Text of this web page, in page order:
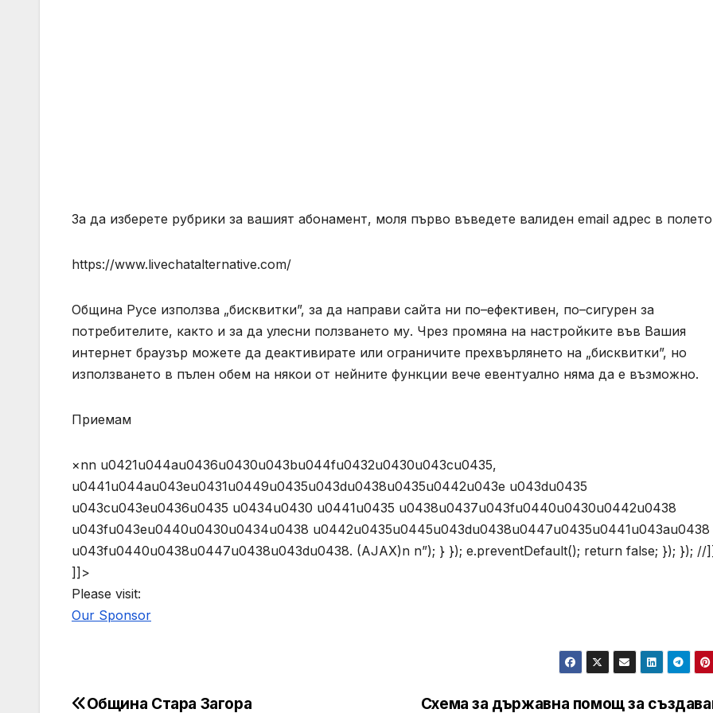
За да изберете рубрики за вашият абонамент, моля първо въведете валиден email адрес в
https://www.livechatalternative.com/
Община Русе използва „бисквитки”, за да направи сайта ни по–ефективен, по–сигурен за
потребителите, както и за да улесни ползването му. Чрез промяна на настройките във Вашия
интернет браузър можете да деактивирате или ограничите прехвърлянето на „бисквитки”, но
използването в пълен обем на някои от нейните функции вече евентуално няма да е възможно.
Приемам
×nn u0421u044au0436u0430u043bu044fu0432u0430u043cu0435,
u0441u044au043eu0431u0449u0435u043du0438u0435u0442u043e u043du0435
u043cu043eu0436u0435 u0434u0430 u0441u0435 u0438u0437u043fu0440u0430u0442u0438
u043fu043eu0440u0430u0434u0438 u0442u0435u0445u043du0438u0447u0435u0441u043au0438
u043fu0440u0438u0447u0438u043du0438. (AJAX)n n”); } }); e.preventDefault(); return false; }); });
]]>
Please visit:
Our Sponsor
Схема за държавна помощ за
Община Стара Загора